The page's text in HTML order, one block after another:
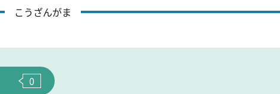
こうざんがま
0